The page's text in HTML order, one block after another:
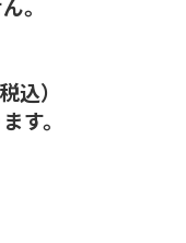
込）
す。